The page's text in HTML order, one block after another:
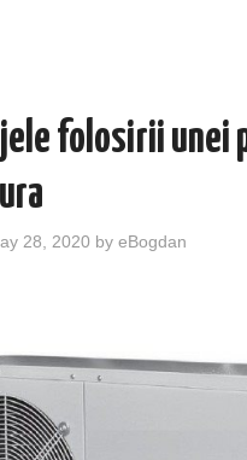
folosirii unei
28, 2020 byeBogdan